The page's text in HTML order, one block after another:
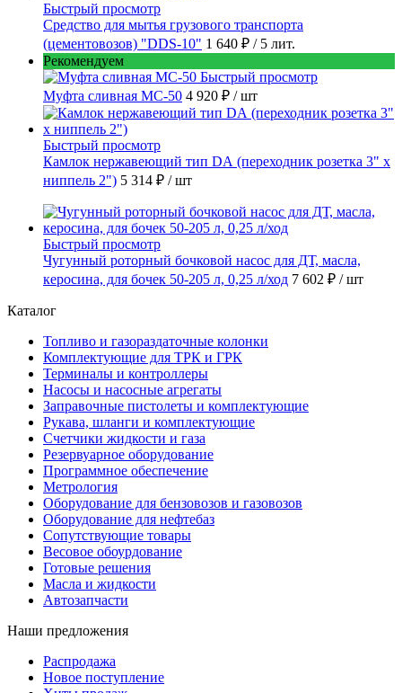
Быстрый просмотр
Средство для мытья грузового транспорта
(цементовозов) "DDS-10" 1 640 ₽ / 5 лит.
Рекомендуем
Быстрый просмотр
Муфта сливная МС-50 4 920 ₽ / шт
Быстрый просмотр
Камлок нержавеющий тип DА (переходник розетка 3" х
ниппель 2") 5 314 ₽ / шт
Быстрый просмотр
Чугунный роторный бочковой насос для ДТ, масла,
керосина, для бочек 50-205 л, 0,25 л/ход 7 602 ₽ / шт
Каталог
Топливо и газораздаточные колонки
Комплектующие для ТРК и ГРК
Терминалы и контроллеры
Насосы и насосные агрегаты
Заправочные пистолеты и комплектующие
Рукава, шланги и комплектующие
Счетчики жидкости и газа
Резервуарное оборудование
Программное обеспечение
Метрология
Оборудование для бензовозов и газовозов
Оборудование для нефтебаз
Сопутствующие товары
Весовое обоурдование
Готовые решения
Масла и жидкости
Автозапчасти
Наши предложения
Распродажа
Новое поступление